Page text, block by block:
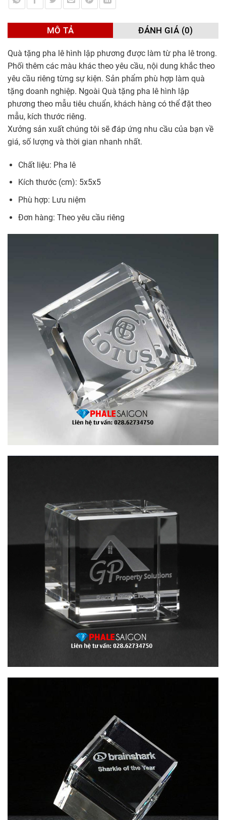
MÔ TẢ ĐÁNH GIÁ (0)
Quà tặng pha lê hình lập phương được làm từ pha lê trong.
Phối thêm các màu khác theo yêu cầu, nội dung khắc theo
yêu cầu riêng từng sự kiện. Sản phẩm phù hợp làm quà
tặng doanh nghiệp. Ngoài Quà tặng pha lê hình lập
phương theo mẫu tiêu chuẩn, khách hàng có thể đặt theo
mẫu, kích thước riêng.
Xưởng sản xuất chúng tôi sẽ đáp ứng nhu cầu của bạn về
giá, số lượng và thời gian nhanh nhất.
Chất liệu: Pha lê
Kích thước (cm): 5x5x5
Phù hợp: Lưu niệm
Đơn hàng: Theo yêu cầu riêng